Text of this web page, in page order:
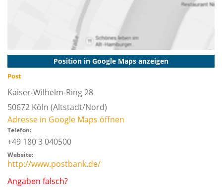
Position in Google Maps anzeigen
Post
Kaiser-Wilhelm-Ring 28
50672 Köln (Altstadt/Nord)
Adresse in Google Maps öffnen
Telefon:
+49 180 3 040500
Website:
http://www.postbank.de/
Angaben falsch?